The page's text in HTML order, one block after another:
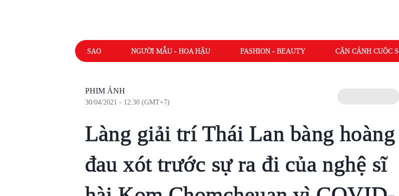
SAO NGƯỜI MẪU - HOA HẬU FASHION - BEAUTY CẬN CẢNH CUỘC
PHIM ẢNH
30/04/2021 - 12:30 (GMT+7)
Làng giải trí Thái Lan bàng hoàng
đau xót trước sự ra đi của nghệ sĩ